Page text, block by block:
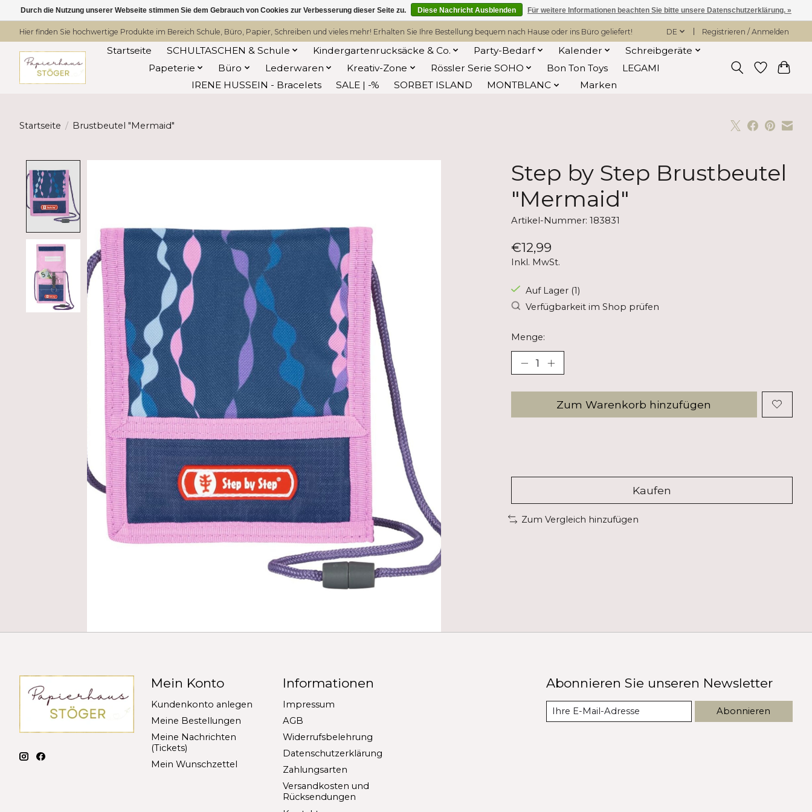
Hier finden Sie hochwertige Produkte im Bereich Schule, Büro, Papier, Schreiben und vieles mehr! Erhalten Sie Ihre Bestellung bequem nach Hause oder ins Büro geliefert! DE Registrieren / Anmelden
Startseite SCHULTASCHEN & Schule Kindergartenrucksäcke & Co. Party-Bedarf Kalender
Schreibgeräte
Papeterie
Büro Lederwaren Kreativ-Zone Rössler Serie SOHO Bon Ton Toys
LEGAMI
IRENE HUSSEIN - Bracelets
SALE | -% SORBET ISLAND MONTBLANC Marken
Startseite / Brustbeutel "Mermaid"
Step by Step Brustbeutel
"Mermaid"
Artikel-Nummer: 183831
€12,99
Inkl. MwSt.
Auf Lager (1)
Verfügbarkeit im Shop prüfen
Menge:
Zum Warenkorb hinzufügen
Kaufen
Zum Vergleich hinzufügen
Mein Konto
Kundenkonto anlegen
Meine Bestellungen
Meine Nachrichten
(Tickets)
Mein Wunschzettel
Informationen
Impressum
AGB
Widerrufsbelehrung
Datenschutzerklärung
Zahlungsarten
Versandkosten und
Rücksendungen
Abonnieren Sie unseren Newsletter
Abonnieren
Durch die Nutzung unserer Webseite stimmen Sie dem Gebrauch von Cookies zur Verbesserung dieser Seite zu. Diese Nachricht Ausblenden Für weitere Informationen beachten Sie bitte unsere Datenschutzerklärung. »